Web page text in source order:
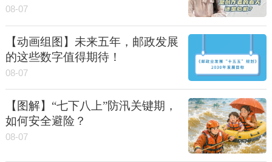
08-07
【动画组图】未来五年，邮政发展
的这些数字值得期待！
08-07
【图解】“七下八上”防汛关键期，
如何安全避险？
08-07